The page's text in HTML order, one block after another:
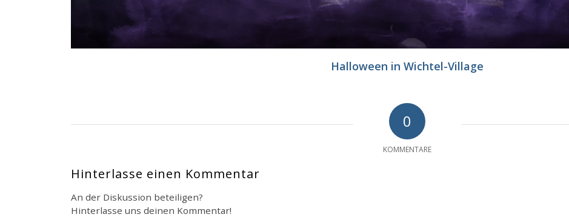
Halloween in Wichtel-Village
0
KOMMENTARE
Hinterlasse einen Kommentar
An der Diskussion beteiligen?
Hinterlasse uns deinen Kommentar!